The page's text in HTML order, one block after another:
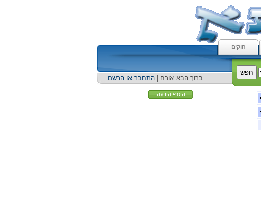
חוקים
ברוך הבא אורח |התחבר או הרשם
הוסף הודעה